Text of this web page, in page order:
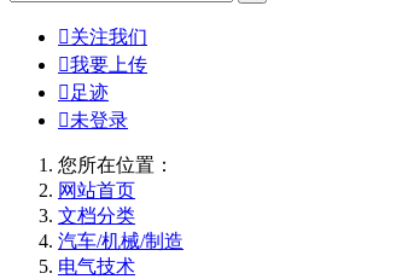
关注我们
我要上传
 足迹
未登录
您所在位置：
网站首页
文档分类
汽车/机械/制造
电气技术